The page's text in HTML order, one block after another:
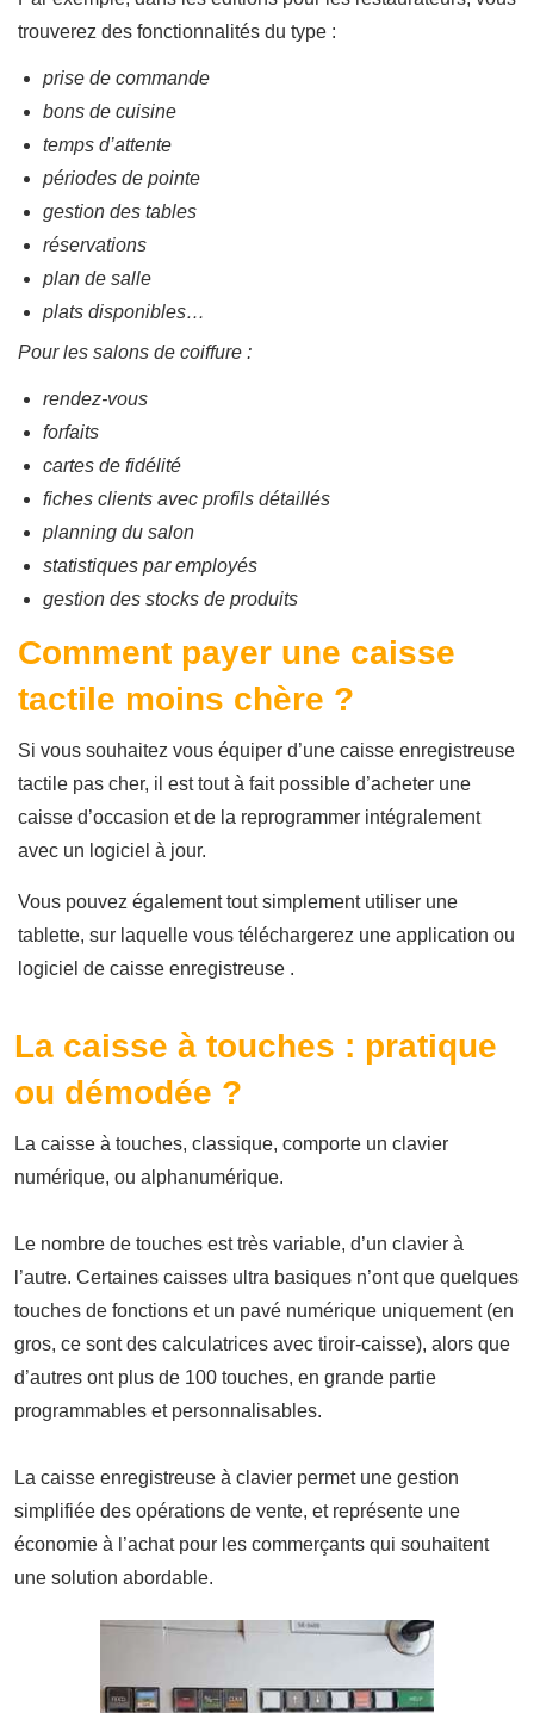
trouverez des fonctionnalités du type :
prise de commande
bons de cuisine
temps d’attente
périodes de pointe
gestion des tables
réservations
plan de salle
plats disponibles…
Pour les salons de coiffure :
rendez-vous
forfaits
cartes de fidélité
fiches clients avec profils détaillés
planning du salon
statistiques par employés
gestion des stocks de produits
Comment payer une caisse
tactile moins chère ?
Si vous souhaitez vous équiper d’une caisse enregistreuse
tactile pas cher, il est tout à fait possible d’acheter une
caisse d’occasion et de la reprogrammer intégralement
avec un logiciel à jour.
Vous pouvez également tout simplement utiliser une
tablette, sur laquelle vous téléchargerez une application ou
logiciel de caisse enregistreuse .
La caisse à touches : pratique
ou démodée ?
La caisse à touches, classique, comporte un clavier
numérique, ou alphanumérique.
Le nombre de touches est très variable, d’un clavier à
l’autre. Certaines caisses ultra basiques n’ont que quelques
touches de fonctions et un pavé numérique uniquement (en
gros, ce sont des calculatrices avec tiroir-caisse), alors que
d’autres ont plus de 100 touches, en grande partie
programmables et personnalisables.
La caisse enregistreuse à clavier permet une gestion
simplifiée des opérations de vente, et représente une
économie à l’achat pour les commerçants qui souhaitent
une solution abordable.